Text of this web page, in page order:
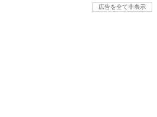
広告を全て非表示